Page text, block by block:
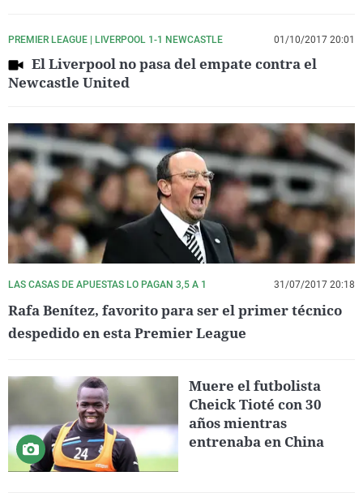
PREMIER LEAGUE | LIVERPOOL 1-1 NEWCASTLE 01/10/2017 20:01
El Liverpool no pasa del empate contra el
Newcastle United
LAS CASAS DE APUESTAS LO PAGAN 3,5 A 1 31/07/2017 20:18
Rafa Benítez, favorito para ser el primer técnico
despedido en esta Premier League
Muere el futbolista
Cheick Tioté con 30
años mientras
entrenaba en China